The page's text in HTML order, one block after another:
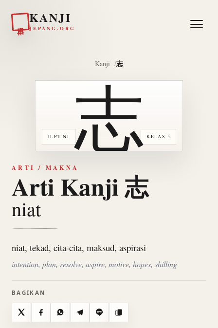
KANJI
JEPANG.ORG
Kanji 志
JLPT N1 KELAS 5
志
ARTI / MAKNA
Arti Kanji 志
niat
niat, tekad, cita-cita, maksud, aspirasi
intention, plan, resolve, aspire, motive, hopes, shilling
BAGIKAN
X FacebookWhatsAppTelegramLine Salin